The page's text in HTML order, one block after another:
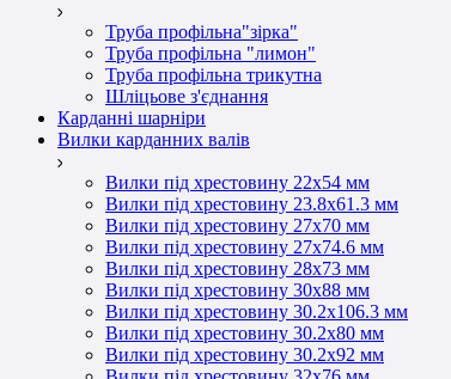
Труба профільна"зірка"
Труба профільна "лимон"
Труба профільна трикутна
Шліцьове з'єднання
Карданні шарніри
Вилки карданних валів
Вилки під хрестовину 22х54 мм
Вилки під хрестовину 23.8х61.3 мм
Вилки під хрестовину 27х70 мм
Вилки під хрестовину 27х74.6 мм
Вилки під хрестовину 28х73 мм
Вилки під хрестовину 30х88 мм
Вилки під хрестовину 30.2х106.3 мм
Вилки під хрестовину 30.2х80 мм
Вилки під хрестовину 30.2х92 мм